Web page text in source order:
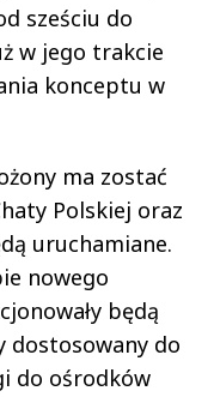
sześciu do
w jego trakcie
konceptu w
ma zostać
Polskiej oraz
uruchamiane.
nowego
będą
dostosowany do
do ośrodków